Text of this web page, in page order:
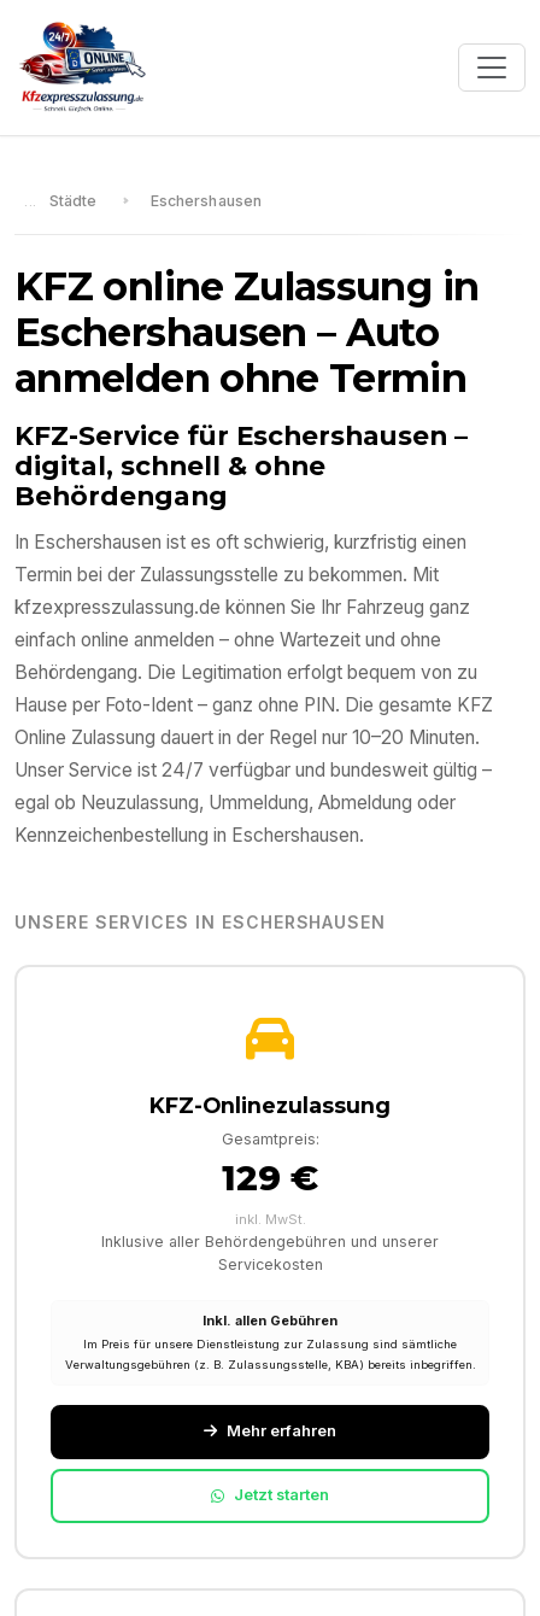
Städte Eschershausen
KFZ online Zulassung in
Eschershausen – Auto
anmelden ohne Termin
KFZ-Service für Eschershausen –
digital, schnell & ohne
Behördengang
In Eschershausen ist es oft schwierig, kurzfristig einen
Termin bei der Zulassungsstelle zu bekommen. Mit
kfzexpresszulassung.de können Sie Ihr Fahrzeug ganz
einfach online anmelden – ohne Wartezeit und ohne
Behördengang. Die Legitimation erfolgt bequem von zu
Hause per Foto-Ident – ganz ohne PIN. Die gesamte KFZ
Online Zulassung dauert in der Regel nur 10–20 Minuten.
Unser Service ist 24/7 verfügbar und bundesweit gültig –
egal ob Neuzulassung, Ummeldung, Abmeldung oder
Kennzeichenbestellung in Eschershausen.
UNSERE SERVICES IN ESCHERSHAUSEN
KFZ-Onlinezulassung
Gesamtpreis:
129 €
inkl. MwSt.
Inklusive aller Behördengebühren und unserer
Servicekosten
Inkl. allen Gebühren
Im Preis für unsere Dienstleistung zur Zulassung sind sämtliche
Verwaltungsgebühren (z. B. Zulassungsstelle, KBA) bereits inbegriffen.
Mehr erfahren
Jetzt starten